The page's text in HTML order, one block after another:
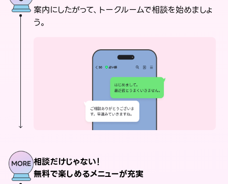
案内にしたがって、トークルームで相談を始めましょ
う。
相談だけじゃない！
無料で楽しめるメニューが充実